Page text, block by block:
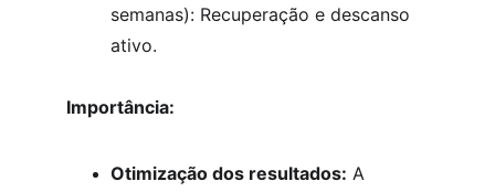
semanas): Recuperação e descanso
ativo.
Importância:
Otimização dos resultados: A